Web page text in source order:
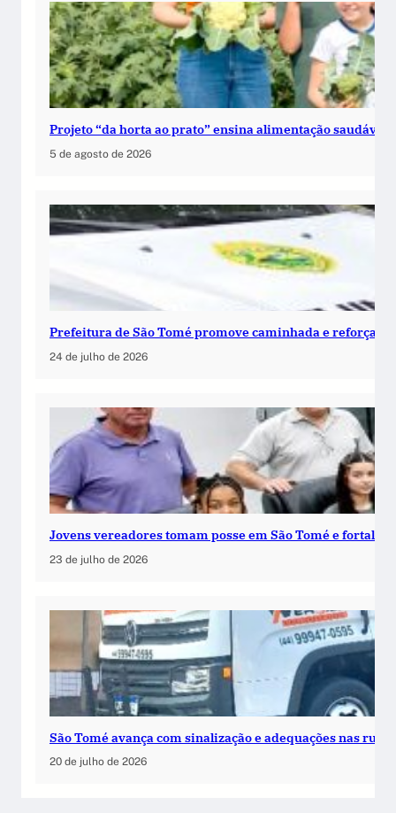
Projeto “da horta ao prato” ensina alimentação saudável
5 de agosto de 2026
Prefeitura de São Tomé promove caminhada e reforça
24 de julho de 2026
Jovens vereadores tomam posse em São Tomé e
23 de julho de 2026
São Tomé avança com sinalização e adequações nas ruas
20 de julho de 2026